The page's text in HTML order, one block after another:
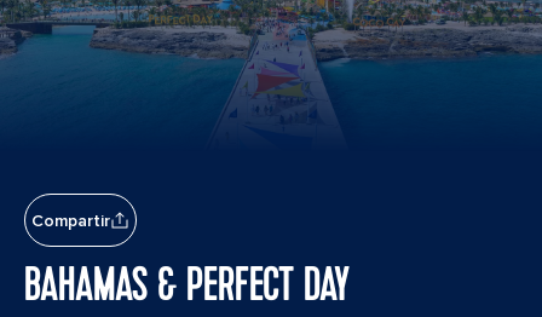
Compartir
BAHAMAS & PERFECT DAY